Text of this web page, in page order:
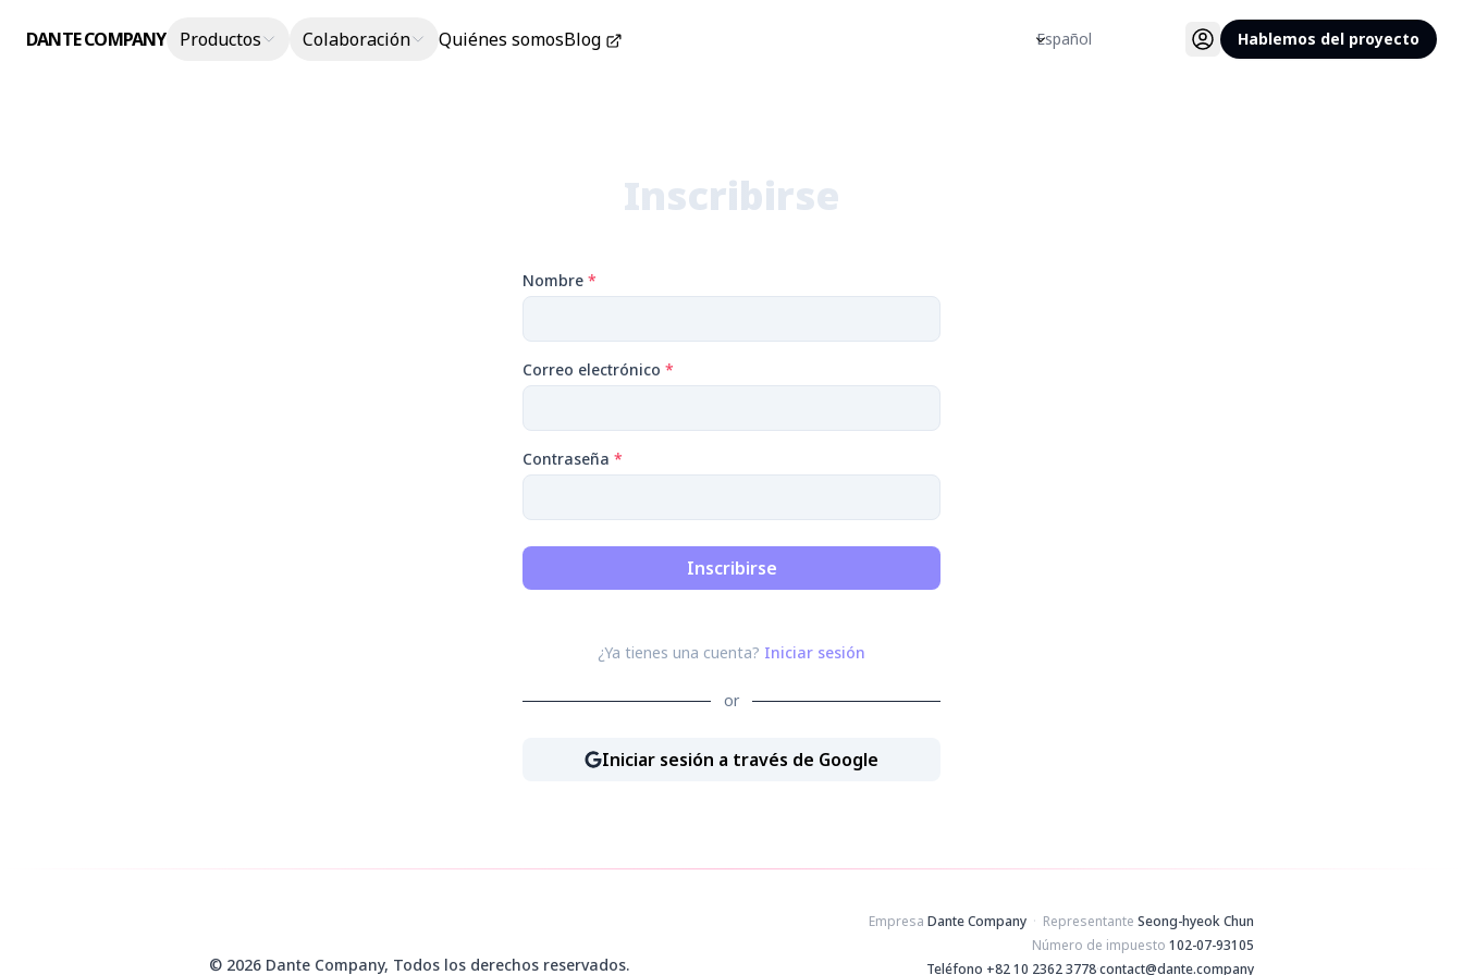
DANTE COMPANY Productos Colaboración Quiénes somosBlog Idioma Hablemos del proyecto
Inscribirse
Nombre *
Correo electrónico *
Contraseña *
Inscribirse
¿Ya tienes una cuenta? Iniciar sesión
or
Iniciar sesión a través de Google
Iniciar sesión a través de Google
© 2026 Dante Company, Todos los derechos reservados.
Empresa Dante Company · Representante Seong-hyeok Chun
Número de impuesto 102-07-93105
Teléfono +82 10 2362 3778·contact@dante.company